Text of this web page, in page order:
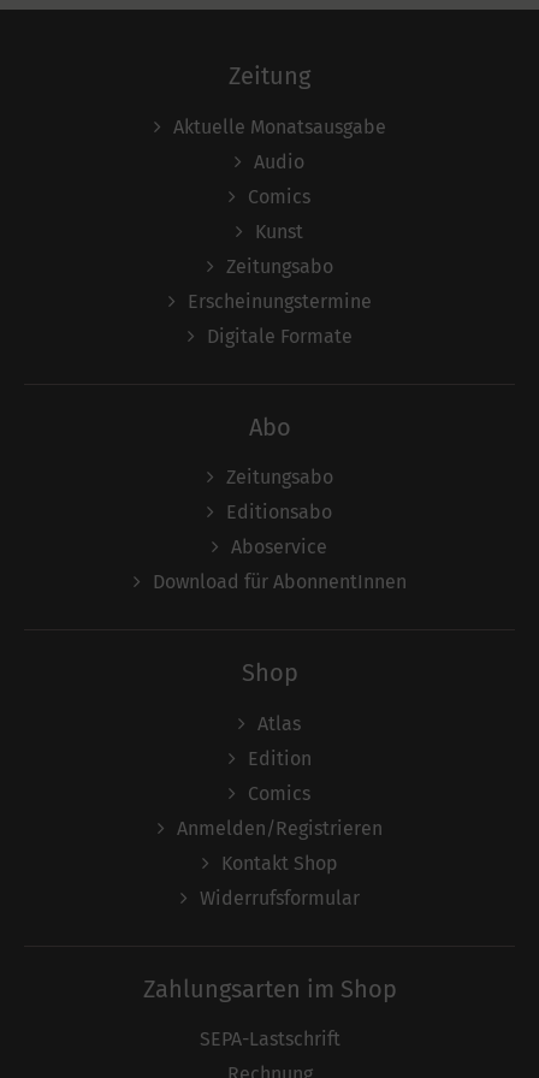
Zeitung
Aktuelle Monatsausgabe
Audio
Comics
Kunst
Zeitungsabo
Erscheinungstermine
Digitale Formate
Abo
Zeitungsabo
Editionsabo
Aboservice
Download für AbonnentInnen
Shop
Atlas
Edition
Comics
Anmelden/Registrieren
Kontakt Shop
Widerrufsformular
Zahlungsarten im Shop
SEPA-Lastschrift